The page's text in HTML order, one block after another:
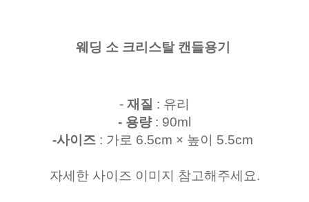
웨딩 소 크리스탈 캔들용기
- 재질 : 유리
- 용량: 90ml
-사이즈 : 가로 6.5cm × 높이 5.5cm
자세한 사이즈 이미지 참고해주세요.